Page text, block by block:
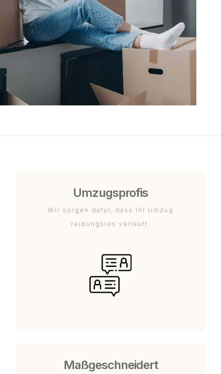
Umzugsprofis
Wir sorgen dafür, dass Ihr Umzug
reibungslos verläuft.
Maßgeschneidert